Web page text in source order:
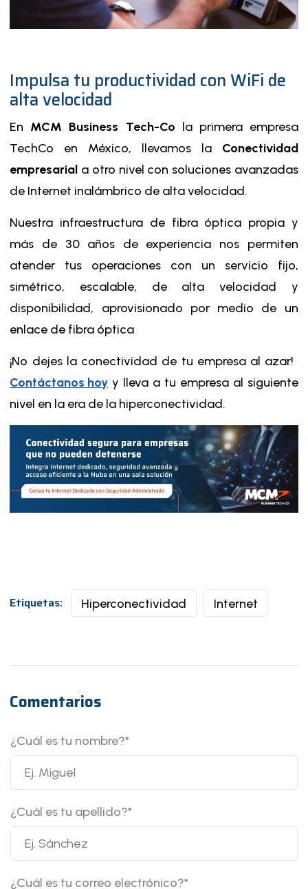
Impulsa tu productividad con WiFi de
alta velocidad
En MCM Business Tech-Co la primera empresa
TechCo en México, llevamos la Conectividad
empresarial a otro nivel con soluciones avanzadas
de Internet inalámbrico de alta velocidad.
Nuestra infraestructura de fibra óptica propia y
más de 30 años de experiencia nos permiten
atender tus operaciones con un servicio fijo,
simétrico, escalable, de alta velocidad y
disponibilidad, aprovisionado por medio de un
enlace de fibra óptica
¡No dejes la conectividad de tu empresa al azar!
Contáctanos hoy y lleva a tu empresa al siguiente
nivel en la era de la hiperconectividad.
Etiquetas: Hiperconectividad Internet
Comentarios
¿Cuál es tu nombre?*
¿Cuál es tu apellido?*
¿Cuál es tu correo electrónico?*